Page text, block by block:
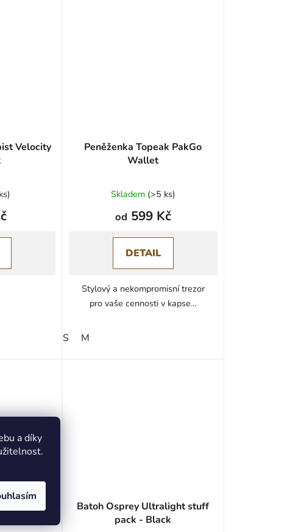
a díky
Velocity
)
Peněženka Topeak PakGo
Wallet
Skladem (>5 ks)
od 599 Kč
DETAIL
Stylový a nekompromisní trezor
pro vaše cennosti v kapse...
S M
stuff
Batoh Osprey Ultralight stuff
pack - Black